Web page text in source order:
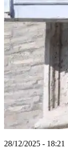
28/12/2025 - 18:21